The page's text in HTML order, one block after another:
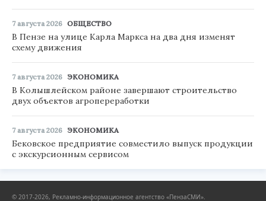
7 августа 2026 ОБЩЕСТВО
В Пензе на улице Карла Маркса на два дня изменят
схему движения
7 августа 2026 ЭКОНОМИКА
В Колышлейском районе завершают строительство
двух объектов агропереработки
7 августа 2026 ЭКОНОМИКА
Бековское предприятие совместило выпуск продукции
с экскурсионным сервисом
© 2017-2026, Рекламно-информационное агентство «ПензаСМИ».